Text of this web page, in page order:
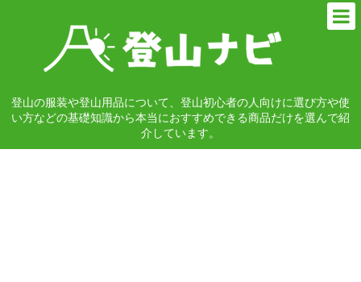
登山の服装や登山用品について、登山初心者の人向けに選び方や使
い方などの基礎知識から本当におすすめできる商品だけを選んで紹
介しています。